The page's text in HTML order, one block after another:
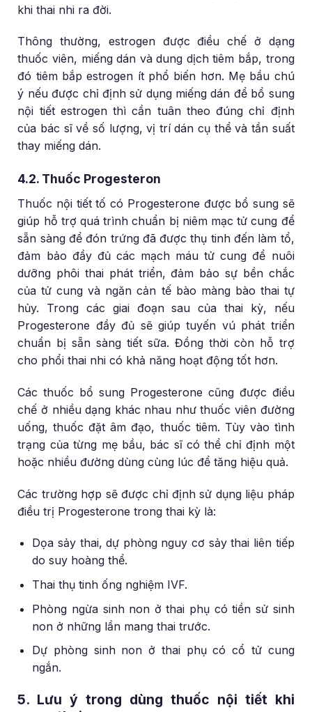
khi thai nhi ra đời.
Thông thường, estrogen được điều chế ở dạng
thuốc viên, miếng dán và dung dịch tiêm bắp, trong
đó tiêm bắp estrogen ít phổ biến hơn. Mẹ bầu chú
ý nếu được chỉ định sử dụng miếng dán để bổ sung
nội tiết estrogen thì cần tuân theo đúng chỉ định
của bác sĩ về số lượng, vị trí dán cụ thể và tần suất
thay miếng dán.
4.2. Thuốc Progesteron
Thuốc nội tiết tố có Progesterone được bổ sung sẽ
giúp hỗ trợ quá trình chuẩn bị niêm mạc tử cung để
sẵn sàng để đón trứng đã được thụ tinh đến làm tổ,
đảm bảo đầy đủ các mạch máu tử cung để nuôi
dưỡng phôi thai phát triển, đảm bảo sự bền chắc
của tử cung và ngăn cản tế bào màng bào thai tự
hủy. Trong các giai đoạn sau của thai kỳ, nếu
Progesterone đầy đủ sẽ giúp tuyến vú phát triển
chuẩn bị sẵn sàng tiết sữa. Đồng thời còn hỗ trợ
cho phổi thai nhi có khả năng hoạt động tốt hơn.
Các thuốc bổ sung Progesterone cũng được điều
chế ở nhiều dạng khác nhau như thuốc viên đường
uống, thuốc đặt âm đạo, thuốc tiêm. Tùy vào tình
trạng của từng mẹ bầu, bác sĩ có thể chỉ định một
hoặc nhiều đường dùng cùng lúc để tăng hiệu quả.
Các trường hợp sẽ được chỉ định sử dụng liệu pháp
điều trị Progesterone trong thai kỳ là:
Dọa sảy thai, dự phòng nguy cơ sảy thai liên tiếp
do suy hoàng thể.
Thai thụ tinh ống nghiệm IVF.
Phòng ngừa sinh non ở thai phụ có tiền sử sinh
non ở những lần mang thai trước.
Dự phòng sinh non ở thai phụ có cổ tử cung
ngắn.
5. Lưu ý trong dùng thuốc nội tiết khi